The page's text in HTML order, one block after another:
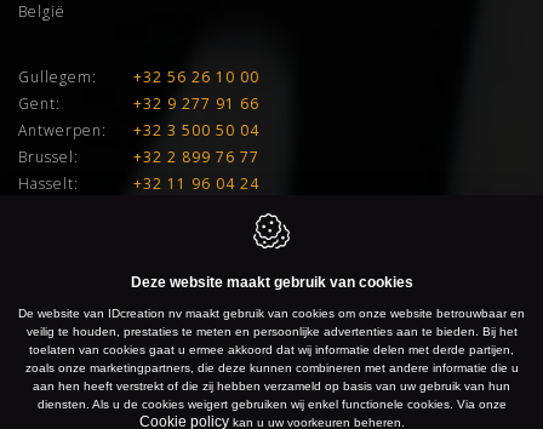
België
Gullegem:
+32 56 26 10 00
Gent:
+32 9 277 91 66
Antwerpen:
+32 3 500 50 04
Brussel:
+32 2 899 76 77
Hasselt:
+32 11 96 04 24
info@idcreation.be
BE 0460.241.343
IDcreation 2026 Cookie policy Privacy policy Sitemap
Deze website maakt gebruik van cookies
De website van IDcreation nv maakt gebruik van cookies om onze website betrouwbaar en
veilig te houden, prestaties te meten en persoonlijke advertenties aan te bieden. Bij het
toelaten van cookies gaat u ermee akkoord dat wij informatie delen met derde partijen,
zoals onze marketingpartners, die deze kunnen combineren met andere informatie die u
aan hen heeft verstrekt of die zij hebben verzameld op basis van uw gebruik van hun
diensten. Als u de cookies weigert gebruiken wij enkel functionele cookies. Via onze
Cookie policykan u uw voorkeuren beheren.